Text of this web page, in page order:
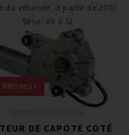
du véhicule: à partir de 2003
Série: V6 3.5L
PROMO !
DE CAPOTE COTÉ